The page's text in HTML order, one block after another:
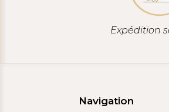
Expédition
Navigation